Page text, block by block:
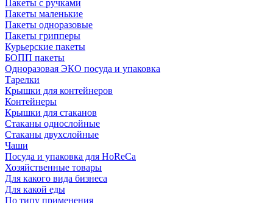
Пакеты с ручками
Пакеты маленькие
Пакеты одноразовые
Пакеты грипперы
Курьерские пакеты
БОПП пакеты
Одноразовая ЭКО посуда и упаковка
Тарелки
Крышки для контейнеров
Контейнеры
Крышки для стаканов
Стаканы однослойные
Стаканы двухслойные
Чаши
Посуда и упаковка для HoReCa
Хозяйственные товары
Для какого вида бизнеса
Для какой еды
По типу применения